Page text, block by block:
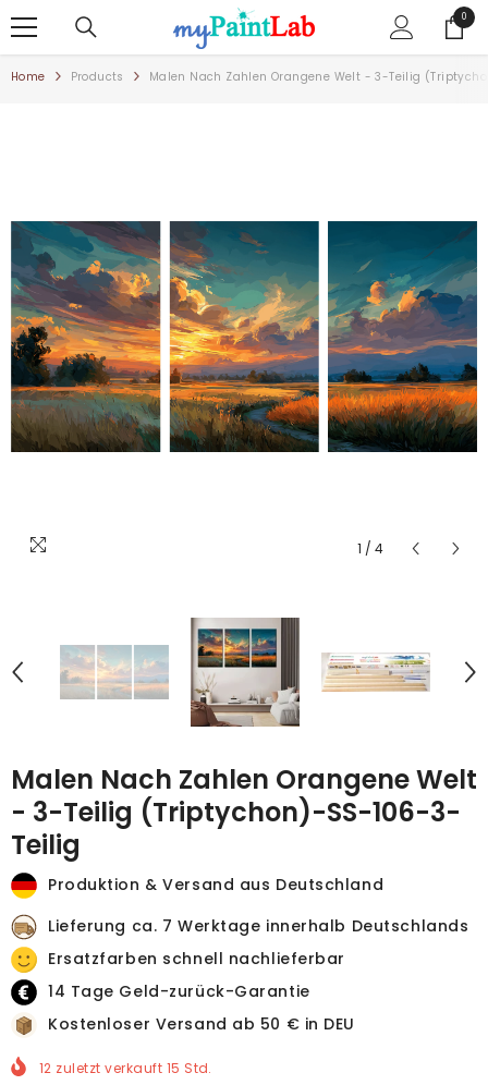
00
Artikel
Home Products Malen Nach Zahlen Orangene Welt - 3-Teilig
1 / 4
Malen Nach Zahlen Orangene Welt
- 3-Teilig (Triptychon)-SS-106-3-
Teilig
Produktion & Versand aus Deutschland
Lieferung ca. 7 Werktage innerhalb Deutschlands
Ersatzfarben schnell nachlieferbar
14 Tage Geld-zurück-Garantie
Kostenloser Versand ab 50 € in DEU
12 zuletzt verkauft 15 Std.